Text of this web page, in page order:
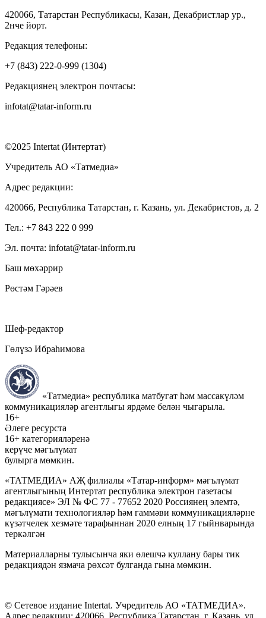
420066, Татарстан Республикасы, Казан, Декабристлар ур.,
2нче йорт.
Редакция телефоны:
+7 (843) 222-0-999 (1304)
Редакциянең электрон почтасы:
infotat@tatar-inform.ru
©2025 Intertat (Интертат)
Учредитель АО «Татмедиа»
Адрес редакции:
420066, Республика Татарстан, г. Казань, ул. Декабристов, д. 2
Тел.: +7 843 222 0 999
Эл. почта: infotat@tatar-inform.ru
Баш мөхәррир
Рөстәм Гәрәев
Шеф-редактор
Гөлүзә Ибраһимова
«Татмедиа» республика матбугат һәм массакүләм
коммуникацияләр агентлыгы ярдәме белән чыгарыла.
16+
Әлеге ресурста
16+ категорияләренә
керүче мәгълүмат
булырга мөмкин.
«ТАТМЕДИА» АҖ филиалы «Татар-информ» мәгълүмат
агентлыгының Интертат республика электрон газетасы
редакциясе» ЭЛ № ФС 77 - 77652 2020 Россиянең элемтә,
мәгълүмати технологияләр һәм гаммәви коммуникацияләрне
күзәтчелек хезмәте тарафыннан 2020 елның 17 гыйнварында
теркәлгән
Материалларны тулысынча яки өлешчә куллану бары тик
редакциядән язмача рөхсәт булганда гына мөмкин.
© Сетевое издание Intertat. Учредитель АО «ТАТМЕДИА».
Адрес редакции: 420066, Республика Татарстан, г. Казань, ул.